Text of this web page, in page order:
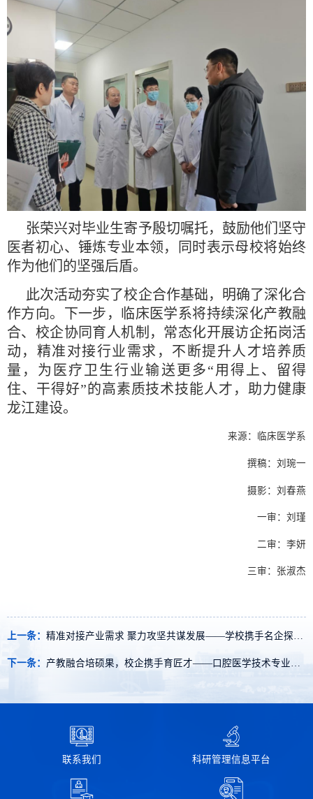
张荣兴对毕业生寄予殷切嘱托，鼓励他们坚守
医者初心、锤炼专业本领，同时表示母校将始终
作为他们的坚强后盾。
此次活动夯实了校企合作基础，明确了深化合
作方向。下一步，临床医学系将持续深化产教融
合、校企协同育人机制，常态化开展访企拓岗活
动，精准对接行业需求，不断提升人才培养质
量，为医疗卫生行业输送更多“用得上、留得
住、干得好”的高素质技术技能人才，助力健康
龙江建设。
来源：临床医学系
撰稿：刘琬一
摄影：刘春燕
一审：刘瑾
二审：李妍
三审：张淑杰
上一条： 精准对接产业需求 聚力攻坚共谋发展——学校携手名企探索康养护产教融合新路径
下一条：
联系我们 科研管理信息平台